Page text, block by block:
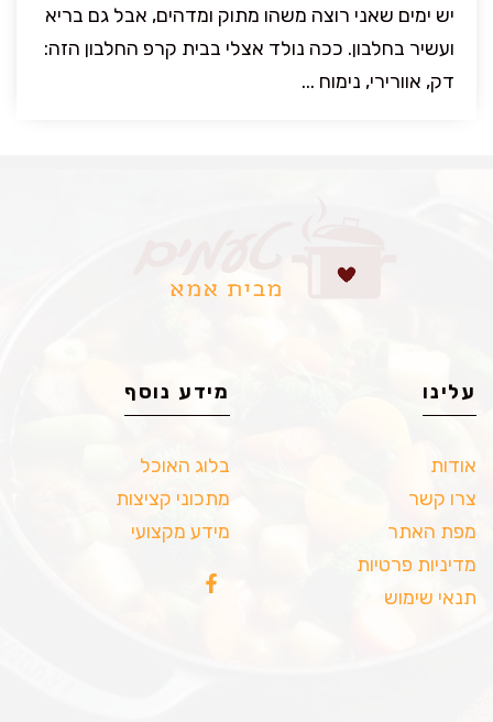
יש ימים שאני רוצה משהו מתוק ומדהים, אבל גם בריא
ועשיר בחלבון. ככה נולד אצלי בבית קרפ החלבון הזה:
דק, אוורירי, נימוח ...
עלינו
אודות
צרו קשר
מפת האתר
מדיניות פרטיות
תנאי שימוש
מידע נוסף
בלוג האוכל
מתכוני קציצות
מידע מקצועי